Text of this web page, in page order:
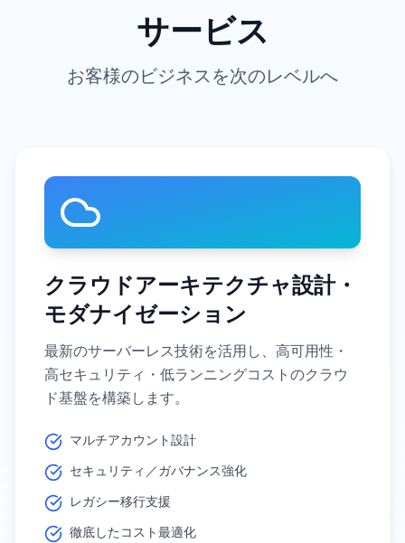
サービス
お客様のビジネスを次のレベルへ
クラウドアーキテクチャ設計・
モダナイゼーション
最新のサーバーレス技術を活用し、高可用性・
高セキュリティ・低ランニングコストのクラウ
ド基盤を構築します。
マルチアカウント設計
セキュリティ／ガバナンス強化
レガシー移行支援
徹底したコスト最適化